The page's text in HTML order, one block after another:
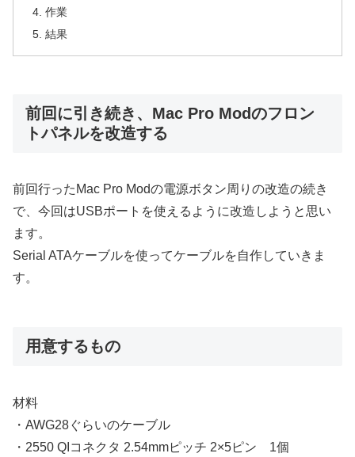
作業
結果
前回に引き続き、Mac Pro Modのフロン
トパネルを改造する
前回行ったMac Pro Modの電源ボタン周りの改造の続き
で、今回はUSBポートを使えるように改造しようと思い
ます。
Serial ATAケーブルを使ってケーブルを自作していきま
す。
用意するもの
材料
・AWG28ぐらいのケーブル
・2550 QIコネクタ 2.54mmピッチ 2×5ピン 1個